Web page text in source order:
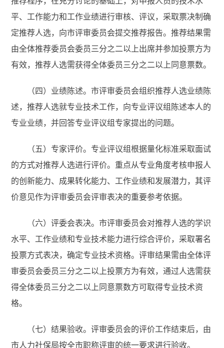
平、工作能力和工作业绩进行审核、评议，采取票决制确
定推荐人选，向市评审委员会提交推荐报告。推荐结果需
由全体推荐委员会委员三分之二以上出席并参加投票方为
有效，推荐人选需获得全体委员三分之二以上同意票数。
（四）业绩陈述。市评审委员会组织推荐人选业绩陈
述，推荐人选就专业技术工作，向专业评议组陈述本人的
专业业绩，并回答专业评议组专家提出的问题。
（五）专家评价。专业评议组根据量化标准采取面试
的方式对推荐人选进行评价。重点从专业角度考核申报人
的创新能力、成果转化能力、工作业绩和发展潜力，其评
价意见作为评审委员会评审表决的重要参考依据。
（六）评委会表决。市评审委员会对推荐人选的学识
水平、工作业绩和专业技术能力进行综合评价，采取署名
投票方式表决，确定专业技术资格。评审结果需由全体评
审委员会委员三分之二以上投票方为有效，通过人选需获
得全体委员三分之二以上同意票数方可取得专业技术资
格。
（七）结果验收。评审委员会的评价工作结束后，由
市人力社保局按全市职称评审的统一要求进行验收。